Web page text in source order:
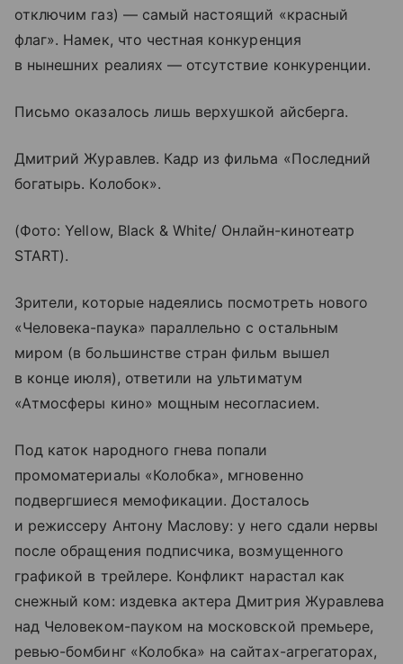
отключим газ) — самый настоящий «красный
флаг». Намек, что честная конкуренция
в нынешних реалиях — отсутствие конкуренции.
Письмо оказалось лишь верхушкой айсберга.
Дмитрий Журавлев. Кадр из фильма «Последний
богатырь. Колобок».
(Фото: Yellow, Black & White/ Онлайн-кинотеатр
START).
Зрители, которые надеялись посмотреть нового
«Человека-паука» параллельно с остальным
миром (в большинстве стран фильм вышел
в конце июля), ответили на ультиматум
«Атмосферы кино» мощным несогласием.
Под каток народного гнева попали
промоматериалы «Колобка», мгновенно
подвергшиеся мемофикации. Досталось
и режиссеру Антону Маслову: у него сдали нервы
после обращения подписчика, возмущенного
графикой в трейлере. Конфликт нарастал как
снежный ком: издевка актера Дмитрия Журавлева
над Человеком-пауком на московской премьере,
ревью-бомбинг «Колобка» на сайтах-агрегаторах,